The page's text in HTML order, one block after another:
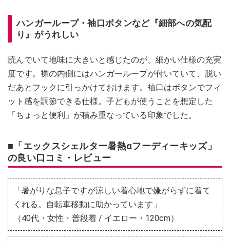
ハンガーループ・袖口ボタンなど『細部への気配
り』がうれしい
読んでいて地味に大きいと感じたのが、細かい仕様の充実
度です。襟の内側にはハンガーループが付いていて、脱い
だあとフックに引っかけておけます。袖口はボタンでフィ
ット感を調節できる仕様。子どもが使うことを想定した
「ちょっと便利」が積み重なっている印象でした。
■「エックスシェルター暑熱αフーディーキッズ」
の良い口コミ・レビュー
「暑がりな息子ですが涼しい着心地で嫌がらずに着て
くれる。自転車移動に助かっています」
（40代・女性・普段着 / イエロー・120cm）